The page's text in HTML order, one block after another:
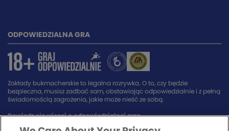
ODPOWIEDZIALNA GRA
Zakłady bukmacherskie to legalna rozrywka. O to, czy będzie
bezpieczna, musisz zadbać sam, obstawiając odpowiedzialnie i z pełną
świadomością zagrożenia, jakie może nieść ze sobą.
Dowiedz się więcej o odpowiedzialnej grze.